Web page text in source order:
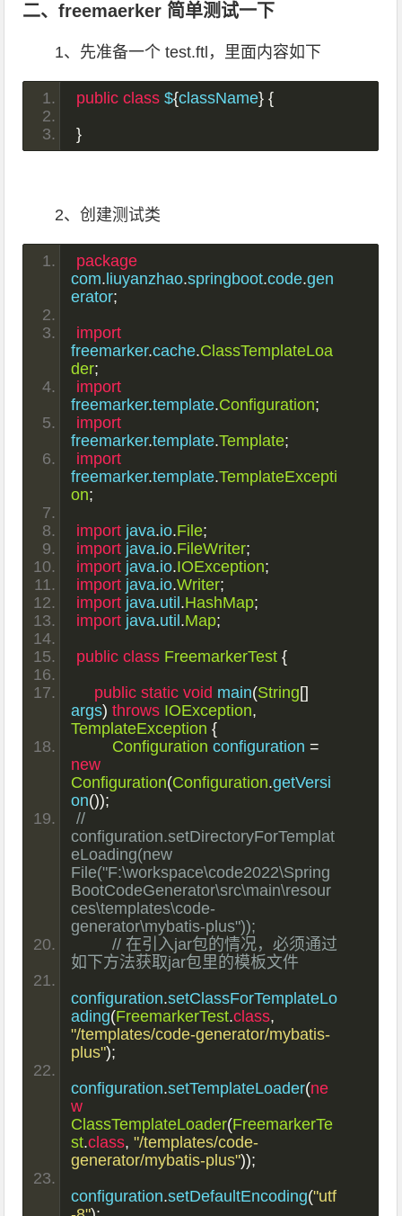
二、freemaerker 简单测试一下
1、先准备一个 test.ftl，里面内容如下
public class ${className} {
}
2、创建测试类
package
com. liuyanzhao.springboot.code.gen
erator;
import
freemarker.cache.ClassTemplateLoa
der;
import
freemarker.template.Configuration;
import
freemarker.template.Template;
import
freemarker.template.TemplateExcepti
on;
import java.io.File;
import java.io.FileWriter;
import java.io.IOException;
import java.io.Writer;
import java.util .HashMap;
import java.util .Map;
public class FreemarkerTest {
public static void main(String[]
args) throws IOException,
TemplateException {
Configuration configuration =
new
Configuration(Configuration.getVersi
on());
//
configuration.setDirectoryForTemplat
eLoading(new
File("F:\workspace\code2022\Spring
BootCodeGenerator\src\main\resour
ces\templates\code-
generator\mybatis-plus"));
// 在引入jar包的情况，必须通过
如下方法获取jar包里的模板文件
configuration.setClassForTemplateLo
ading(FreemarkerTest.class,
"/templates/code-generator/mybatis-
plus");
configuration.setTemplateLoader(ne
w
ClassTemplateLoader(FreemarkerTe
st.class, "/templates/code-
generator/mybatis-plus"));
configuration.setDefaultEncoding("utf